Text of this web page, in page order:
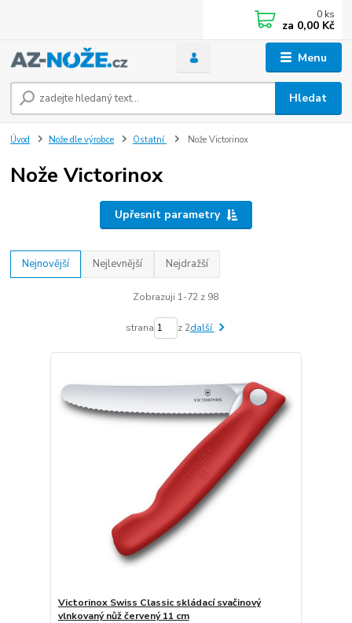
Menu
Hledat
0 ks
za 0,00 Kč
Úvod Nože dle výrobce Ostatní Nože Victorinox
Nože Victorinox
Upřesnit parametry
Nejnovější Nejlevnější Nejdražší
Zobrazuji 1-72 z 98
strana z 2další
Victorinox Swiss Classic skládací svačinový
vlnkovaný nůž červený 11 cm